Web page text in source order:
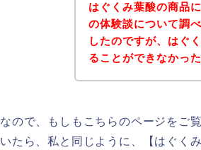
はぐくみ葉酸の商品
の体験談について調
したのですが、はぐ
ることができなかっ
なので、もしもこちらのページをご
いたら、私と同じように、【はぐく